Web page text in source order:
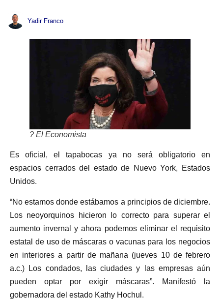
Yadir Franco
? El Economista
Es oficial, el tapabocas ya no será obligatorio en
espacios cerrados del estado de Nuevo York, Estados
Unidos.
“No estamos donde estábamos a principios de diciembre.
Los neoyorquinos hicieron lo correcto para superar el
aumento invernal y ahora podemos eliminar el requisito
estatal de uso de máscaras o vacunas para los negocios
en interiores a partir de mañana (jueves 10 de febrero
a.c.) Los condados, las ciudades y las empresas aún
pueden optar por exigir máscaras”. Manifestó la
gobernadora del estado Kathy Hochul.